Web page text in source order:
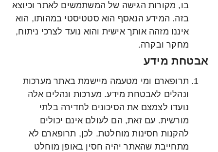
בו, מקורות הגישה של המשתמשים לאתר וכיוצא
בזה. המידע הנאסף הוא סטטיסטי במהותו, הוא
איננו מזהה אותך אישית והוא נועד לצרכי ניתוח,
מחקר ובקרה.
אבטחת מידע
תרופארם ומי מטעמה מיישמת באתר מערכות
ונהלים לאבטחת מידע. מערכות ונהלים אלה
נועדו לצמצם את הסיכונים לחדירה בלתי
מורשית. עם זאת, הם לעולם אינם יכולים
להקנות חסינות מוחלטת. לכן, תרופארם לא
מתחייבת שהאתר יהיה חסין באופן מוחלט